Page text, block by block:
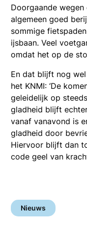
Doorgaande
algemeen goed
sommige
ijsbaan. Veel
omdat het op de
En dat blijft nog
het KNMI: ‘De
geleidelijk op
gladheid blijft
vanaf vanavond is
gladheid door
Hiervoor blijft dan
code geel van
Nieuws